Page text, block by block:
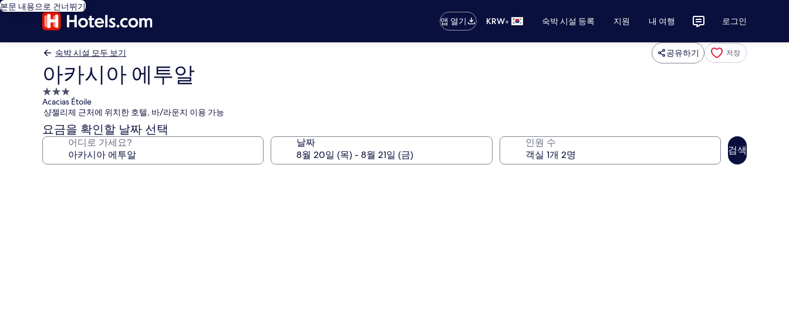
본문 내용으로 건너뛰기
앱 열기
KRW• 숙박 시설 등록 지원 내 여행 로그인
숙박 시설 모두 보기 공유하기 저장
아카시아 에투알
3.0
성
급
숙
박
Acacias Étoile
샹젤리제 근처에 위치한 호텔, 바/라운지 이용 가능
요금을 확인할 날짜 선택
어디로 가세요? 날짜 인원 수
검색